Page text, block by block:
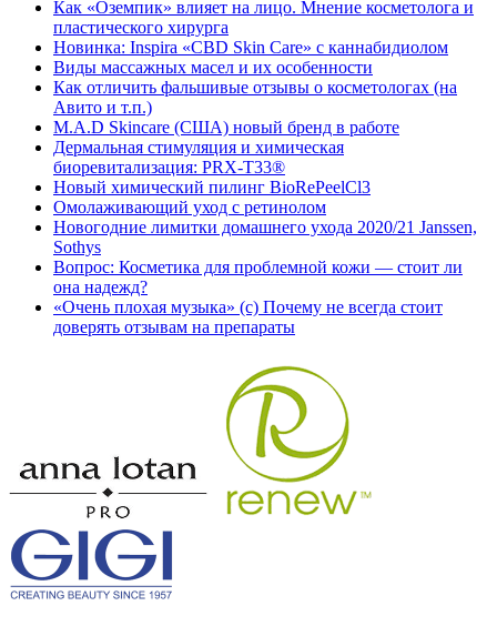
Как «Оземпик» влияет на лицо. Мнение косметолога и
пластического хирурга
Новинка: Inspira «CBD Skin Care» с каннабидиолом
Виды массажных масел и их особенности
Как отличить фальшивые отзывы о косметологах (на
Авито и т.п.)
M.A.D Skincare (США) новый бренд в работе
Дермальная стимуляция и химическая
биоревитализация: PRX-T33®
Новый химический пилинг BioRePeelCl3
Омолаживающий уход с ретинолом
Новогодние лимитки домашнего ухода 2020/21 Janssen,
Sothys
Вопрос: Косметика для проблемной кожи — стоит ли
она надежд?
«Очень плохая музыка» (с) Почему не всегда стоит
доверять отзывам на препараты